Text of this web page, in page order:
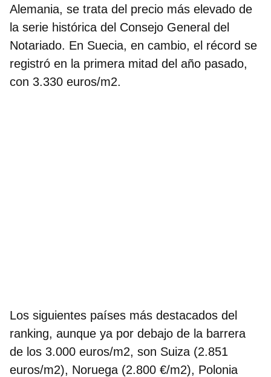
Alemania, se trata del precio más elevado de
la serie histórica del Consejo General del
Notariado. En Suecia, en cambio, el récord se
registró en la primera mitad del año pasado,
con 3.330 euros/m2.
Los siguientes países más destacados del
ranking, aunque ya por debajo de la barrera
de los 3.000 euros/m2, son Suiza (2.851
euros/m2), Noruega (2.800 €/m2), Polonia